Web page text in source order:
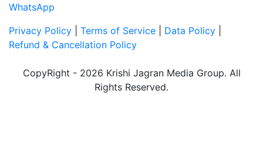
WhatsApp
Privacy Policy
Terms of Service Data Policy
Refund & Cancellation Policy
CopyRight - 2026 Krishi Jagran Media Group. All
Rights Reserved.